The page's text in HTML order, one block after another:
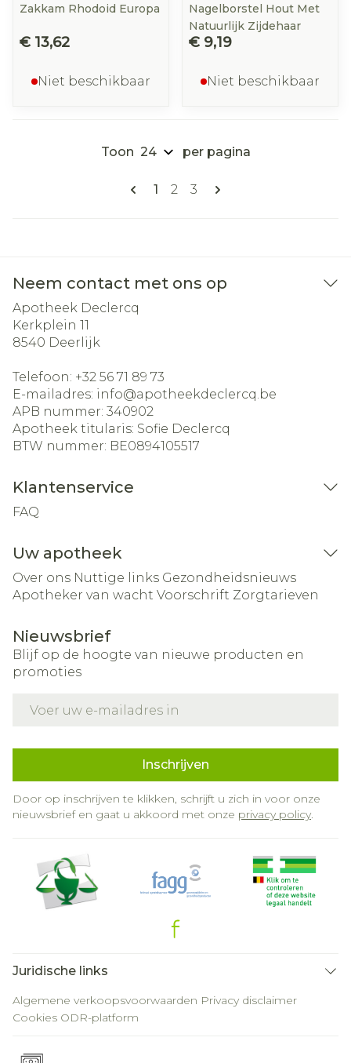
Zakkam Rhodoid Europa
€ 13,62
Niet beschikbaar
Nagelborstel Hout Met
Natuurlijk Zijdehaar
€ 9,19
Niet beschikbaar
Pagina's
U lees momenteel pagina
1 Pagina
2 Pagina
3
Toon per pagina
Neem contact met ons op
Apotheek Declercq
Kerkplein 11
8540 Deerlijk
Telefoon: +32 56 71 89 73
E-mailadres: info@apotheekdeclercq.be
APB nummer: 340902
Apotheek titularis: Sofie Declercq
BTW nummer: BE0894105517
Klantenservice
FAQ
Uw apotheek
Over ons Nuttige links Gezondheidsnieuws
Apotheker van wacht Voorschrift Zorgtarieven
Nieuwsbrief
Blijf op de hoogte van nieuwe producten en
promoties
Inschrijven
Door op inschrijven te klikken, schrijft u zich in voor onze
nieuwsbrief en gaat u akkoord met onze privacy policy.
Juridische links
Algemene verkoopsvoorwaarden Privacy disclaimer
Cookies ODR-platform